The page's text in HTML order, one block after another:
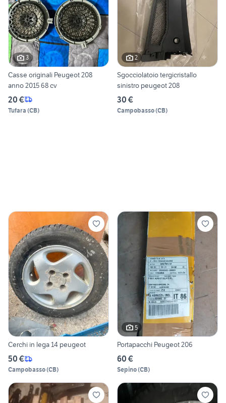
3
Casse originali Peugeot 208
anno 2015 68 cv
20 €
Tufara (CB)
2
Sgocciolatoio tergicristallo
sinistro peugeot 208
30 €
Campobasso(CB)
Cerchi in lega 14 peugeot
50 €
Campobasso(CB)
5
Portapacchi Peugeot 206
60 €
Sepino(CB)